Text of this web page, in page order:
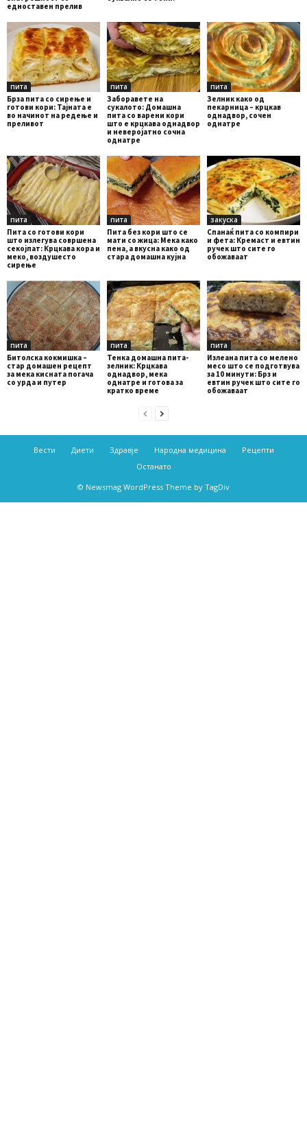
едноставен прелив
пита
Брза пита со сирење и
готови кори: Тајната е
во начинот на редење и
преливот
пита
Заборавете на
сyкалото: Домашна
пита со варени кори
што е крцкава однадвор
и неверојатно сочна
однатре
пита
Зелник како од
пекарница – крцкав
однадвор, сочен
однатре
пита
Пита со готови кори
што излегува совршена
секојпат: Крцкава кора и
меко, воздушесто
сирење
пита
Пита без кори што се
мати со жица: Мека како
пена, а вкусна како од
стара домашна кујна
закуска
Спанаќ пита со компири
и фета: Кремаст и евтин
ручек што сите го
обожаваат
пита
Битолска кокмишка –
стар домашен рецепт
за мека кисната погача
со урда и путер
пита
Тенка домашна пита-
зелник: Крцкава
однадвор, мека
однатре и готова за
кратко време
пита
Излеана пита со мелено
месо што се подготвува
за 10 минути: Брз и
евтин ручек што сите го
обожаваат
Вести Диети Здравје Народна медицина
Рецепти
Останато
© Newsmag WordPress Theme by TagDiv